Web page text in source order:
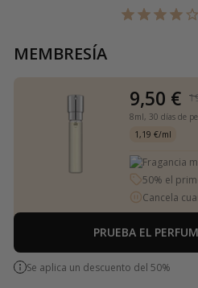
MEMBRESÍA
9,50 €
8ml, 30 días de
1,19 €/ml
Fragancia
50% el
Cancela
PRUEBA EL
Se aplica un descuento del 50%